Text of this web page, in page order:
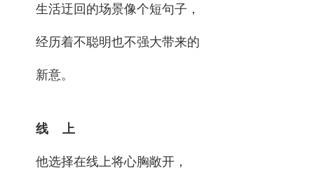
生活迂回的场景像个短句子，
经历着不聪明也不强大带来的
新意。
线 上
他选择在线上将心胸敞开，